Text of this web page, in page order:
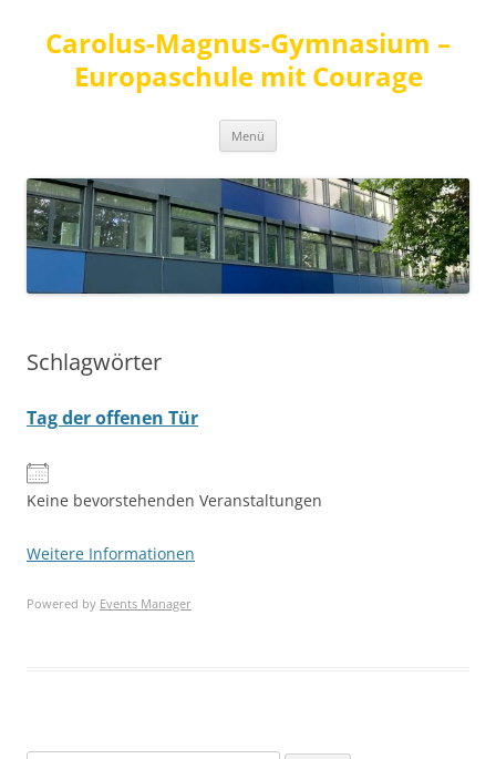
Carolus-Magnus-Gymnasium –
Europaschule mit Courage
Menü
Schlagwörter
Tag der offenen Tür
Keine bevorstehenden Veranstaltungen
Weitere Informationen
Powered by Events Manager